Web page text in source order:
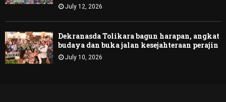
July 12, 2026
Dekranasda Tolikara bagun harapan, angkat
budaya dan buka jalan kesejahteraan perajin
July 10, 2026